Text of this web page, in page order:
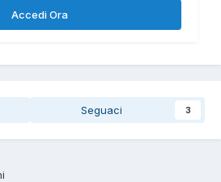
Accedi Ora
Seguaci 3